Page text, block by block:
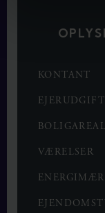
KONTANT
BOLIGAREAL
VÆRELSER